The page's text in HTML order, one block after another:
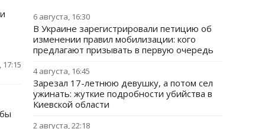
17:15
6 августа, 16:30
В Украине зарегистрировали петицию об
изменении правил мобилизации: кого
предлагают призывать в первую очередь
4 августа, 16:45
Зарезал 17-летнюю девушку, а потом сел
ужинать: жуткие подробности убийства в
Киевской области
2 августа, 22:18